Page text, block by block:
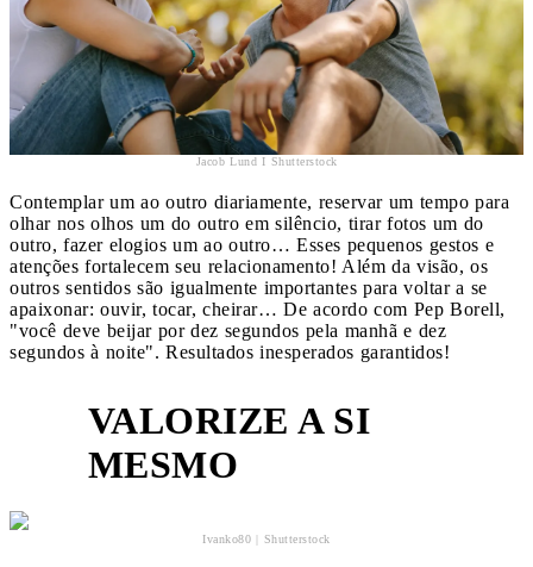
Jacob Lund I Shutterstock
Contemplar um ao outro diariamente, reservar um tempo para
olhar nos olhos um do outro em silêncio, tirar fotos um do
outro, fazer elogios um ao outro… Esses pequenos gestos e
atenções fortalecem seu relacionamento! Além da visão, os
outros sentidos são igualmente importantes para voltar a se
apaixonar: ouvir, tocar, cheirar… De acordo com Pep Borell,
"você deve beijar por dez segundos pela manhã e dez
segundos à noite". Resultados inesperados garantidos!
VALORIZE A SI
MESMO
Ivanko80 | Shutterstock